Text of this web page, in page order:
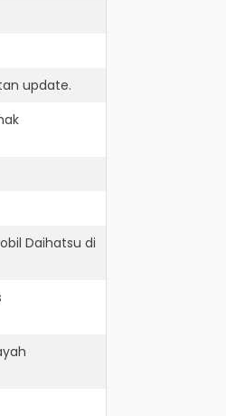
update.
Daihatsu di